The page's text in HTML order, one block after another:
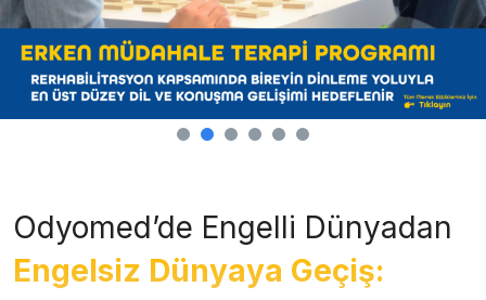
Odyomed’de Engelli Dünyadan
Engelsiz Dünyaya Geçiş: